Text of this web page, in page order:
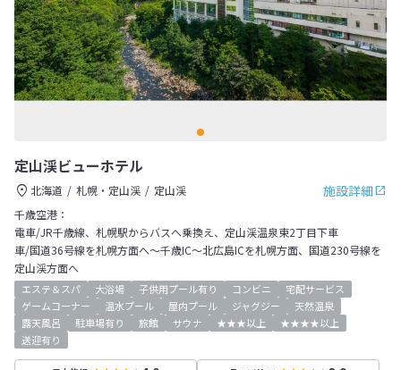
定山渓ビューホテル
施設詳細
北海道 札幌・定山渓
定山渓
千歳空港：
電車/JR千歳線、札幌駅からバスへ乗換え、定山渓温泉東2丁目下車
車/国道36号線を札幌方面へ～千歳IC～北広島ICを札幌方面、国道230号線を
定山渓方面へ
エステ＆スパ 大浴場 子供用プール有り コンビニ
宅配サービス
ゲームコーナー
温水プール 屋内プール ジャグジー
天然温泉
露天風呂
駐車場有り 旅館 サウナ ★★★以上
★★★★以上
送迎有り